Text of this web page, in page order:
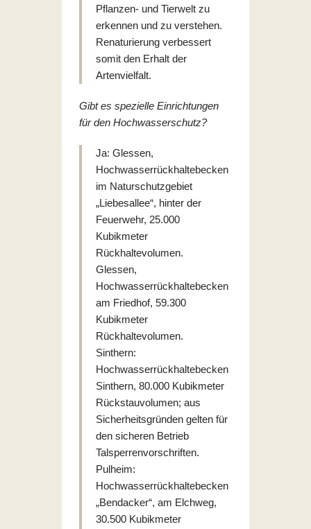
Pflanzen- und Tierwelt zu
erkennen und zu verstehen.
Renaturierung verbessert
somit den Erhalt der
Artenvielfalt.
Gibt es spezielle Einrichtungen
für den Hochwasserschutz?
Ja: Glessen,
Hochwasserrückhaltebecken
im Naturschutzgebiet
„Liebesallee“, hinter der
Feuerwehr, 25.000
Kubikmeter
Rückhaltevolumen.
Glessen,
Hochwasserrückhaltebecken
am Friedhof, 59.300
Kubikmeter
Rückhaltevolumen.
Sinthern:
Hochwasserrückhaltebecken
Sinthern, 80.000 Kubikmeter
Rückstauvolumen; aus
Sicherheitsgründen gelten für
den sicheren Betrieb
Talsperrenvorschriften.
Pulheim:
Hochwasserrückhaltebecken
„Bendacker“, am Elchweg,
30.500 Kubikmeter